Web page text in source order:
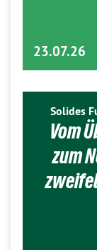
23.07.26
Solides
Vom
zum